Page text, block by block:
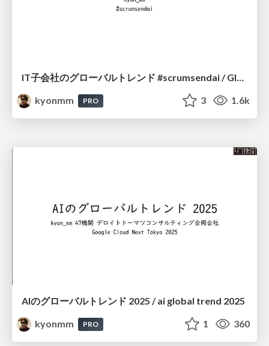
IT子会社のグローバルトレンド #scrumsendai / Global Trends in IT Subsidiaries
kyonmm
PRO 3 1.6k
AIのグローバルトレンド 2025 / ai global trend 2025
kyonmm
PRO 1 360